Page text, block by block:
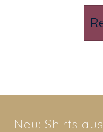
Neu: Shirts